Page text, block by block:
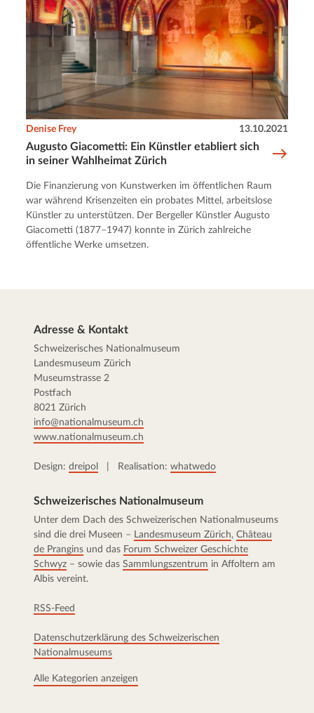
Augusto Giacometti: Ein Künstler etabliert sich
in seiner Wahlheimat Zürich
Denise Frey 13.10.2021
Die Finanzierung von Kunstwerken im öffentlichen Raum
war während Krisenzeiten ein probates Mittel, arbeitslose
Künstler zu unterstützen. Der Bergeller Künstler Augusto
Giacometti (1877–1947) konnte in Zürich zahlreiche
öffentliche Werke umsetzen.
Adresse & Kontakt
Schweizerisches Nationalmuseum
Landesmuseum Zürich
Museumstrasse 2
Postfach
8021 Zürich
info@nationalmuseum.ch
www.nationalmuseum.ch
Design: dreipol | Realisation: whatwedo
Schweizerisches Nationalmuseum
Unter dem Dach des Schweizerischen Nationalmuseums
sind die drei Museen – Landesmuseum Zürich, Château
de Prangins und das Forum Schweizer Geschichte
Schwyz – sowie das Sammlungszentrum in Affoltern am
Albis vereint.
RSS-Feed
Datenschutzerklärung des Schweizerischen
Nationalmuseums
Alle Kategorien anzeigen